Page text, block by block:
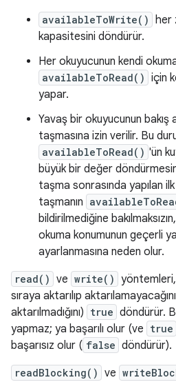
availableToWrite() her
kapasitesini döndürür.
Her okuyucunun kendi
availableToRead() için
yapar.
Yavaş bir okuyucunun bakış
taşmasına izin verilir. Bu
availableToRead() 'ün
büyük bir değer
taşma sonrasında yapılan
taşmanın
bildirilmediğine
okuma konumunun geçerli
ayarlanmasına neden olur.
read() ve write()
sıraya aktarılıp
aktarılmadığını) true döndürür.
yapmaz; ya başarılı olur (ve true
başarısız olur ( false döndürür).
readBlocking() ve